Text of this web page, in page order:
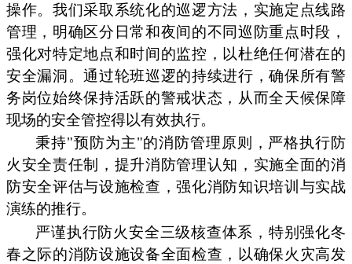
操作。我们采取系统化的巡逻方法，实施定点线路
管理，明确区分日常和夜间的不同巡防重点时段，
强化对特定地点和时间的监控，以杜绝任何潜在的
安全漏洞。通过轮班巡逻的持续进行，确保所有警
务岗位始终保持活跃的警戒状态，从而全天候保障
现场的安全管控得以有效执行。
秉持"预防为主"的消防管理原则，严格执行防
火安全责任制，提升消防管理认知，实施全面的消
防安全评估与设施检查，强化消防知识培训与实战
演练的推行。
严谨执行防火安全三级核查体系，特别强化冬
春之际的消防设施设备全面检查，以确保火灾高发